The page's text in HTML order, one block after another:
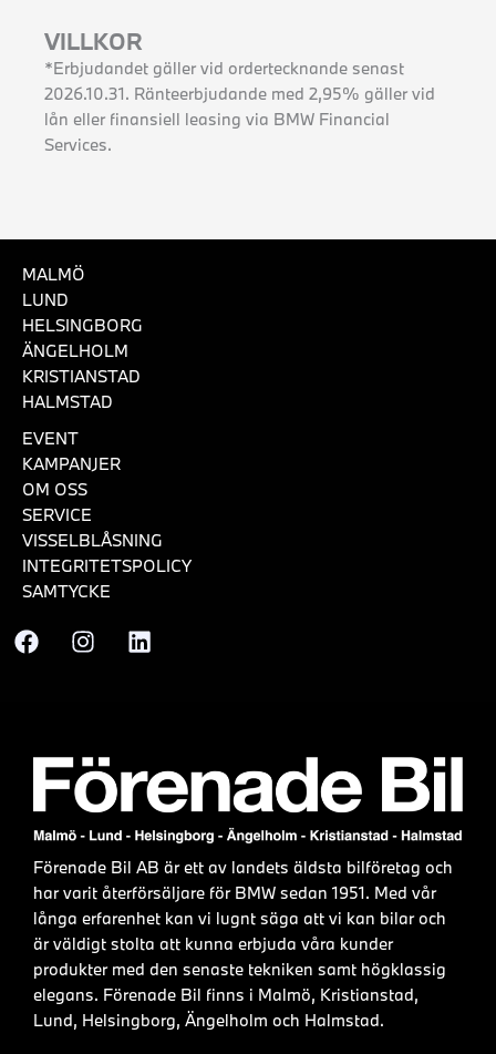
VILLKOR
*Erbjudandet gäller vid ordertecknande senast
2026.10.31. Ränteerbjudande med 2,95% gäller vid
lån eller finansiell leasing via BMW Financial
Services.
MALMÖ
LUND
HELSINGBORG
ÄNGELHOLM
KRISTIANSTAD
HALMSTAD
EVENT
KAMPANJER
OM OSS
SERVICE
VISSELBLÅSNING
INTEGRITETSPOLICY
SAMTYCKE
Förenade Bil AB är ett av landets äldsta bilföretag och
har varit återförsäljare för BMW sedan 1951. Med vår
långa erfarenhet kan vi lugnt säga att vi kan bilar och
är väldigt stolta att kunna erbjuda våra kunder
produkter med den senaste tekniken samt högklassig
elegans. Förenade Bil finns i Malmö, Kristianstad,
Lund, Helsingborg, Ängelholm och Halmstad.